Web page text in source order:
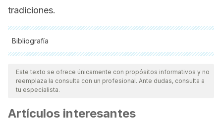
tradiciones.
Bibliografía
Todas las fuentes citadas fueron revisadas a profundidad por
nuestro equipo, para asegurar su calidad, confiabilidad,
vigencia y validez.La bibliografía de este artículo fue
científica.
Este texto se ofrece únicamente con propósitos informativos y no
reemplaza la consulta con un profesional. Ante dudas, consulta a
tu especialista.
Artículos interesantes